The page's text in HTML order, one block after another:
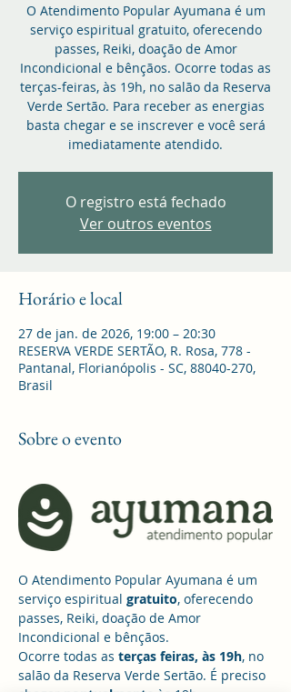
O Atendimento Popular Ayumana é um
serviço espiritual gratuito, oferecendo
passes, Reiki, doação de Amor
Incondicional e bênçãos. Ocorre todas as
terças-feiras, às 19h, no salão da Reserva
Verde Sertão. Para receber as energias
basta chegar e se inscrever e você será
imediatamente atendido.
O registro está fechado
Ver outros eventos
Horário e local
27 de jan. de 2026, 19:00 – 20:30
RESERVA VERDE SERTÃO, R. Rosa, 778 -
Pantanal, Florianópolis - SC, 88040-270,
Brasil
Sobre o evento
O Atendimento Popular Ayumana é um
serviço espiritual gratuito, oferecendo
passes, Reiki, doação de Amor
Incondicional e bênçãos.
Ocorre todas as terças feiras, às 19h, no
salão da Reserva Verde Sertão. É preciso